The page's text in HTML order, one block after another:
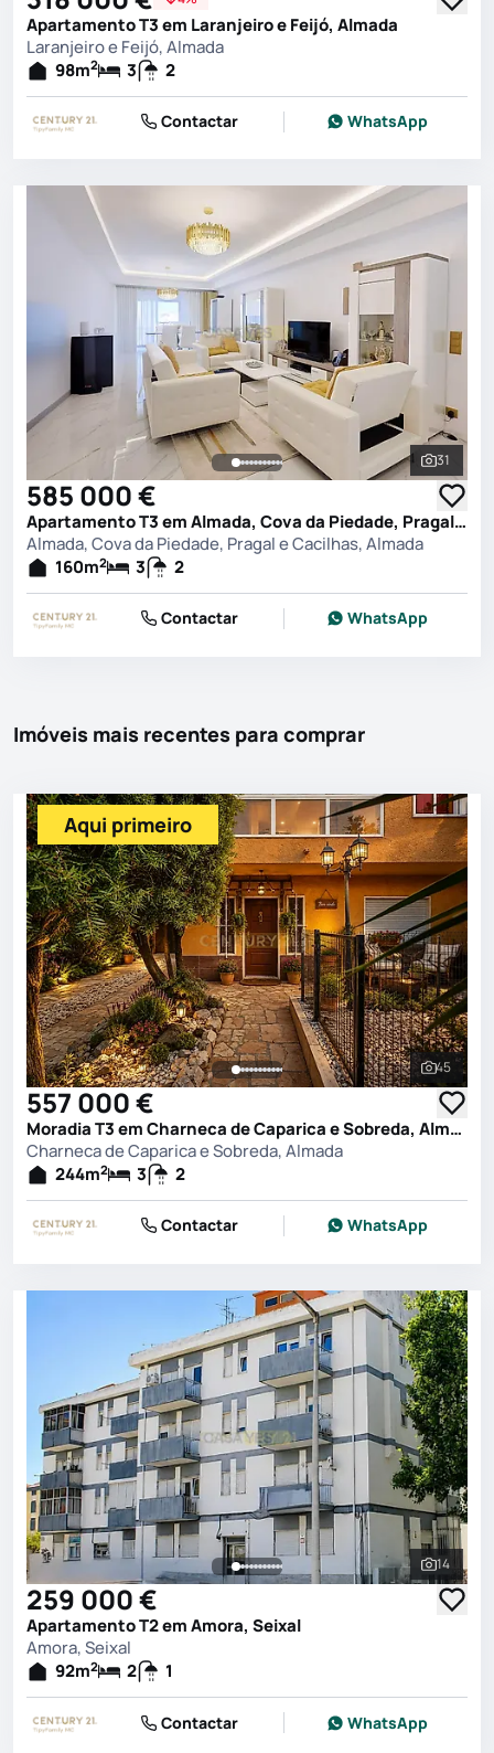
Apartamento T3 em Laranjeiro e Feijó, Almada
Laranjeiro e Feijó, Almada
98m2 3 2
Contactar WhatsApp
Ver
31
585 000 €
Apartamento T3 em Almada, Cova da Piedade, Pragal e Cacilhas, Almada
Almada, Cova da Piedade, Pragal e Cacilhas, Almada
160m2 3 2
Contactar WhatsApp
Imóveis mais recentes para comprar
Ver
45
Aqui primeiro
557 000 €
Moradia T3 em Charneca de Caparica e Sobreda, Almada
Charneca de Caparica e Sobreda, Almada
244m2 3 2
Contactar WhatsApp
Ver
14
259 000 €
Apartamento T2 em Amora, Seixal
Amora, Seixal
92m2 2 1
Contactar WhatsApp